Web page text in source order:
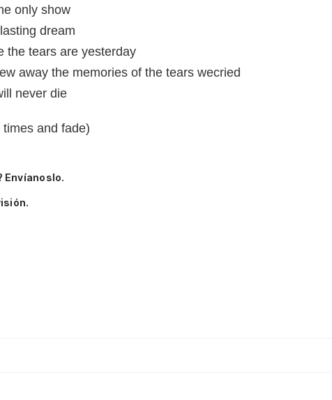
only show
dream
the tears are yesterday
away the memories of the tears wecried
never die
and fade)
Envíanoslo.